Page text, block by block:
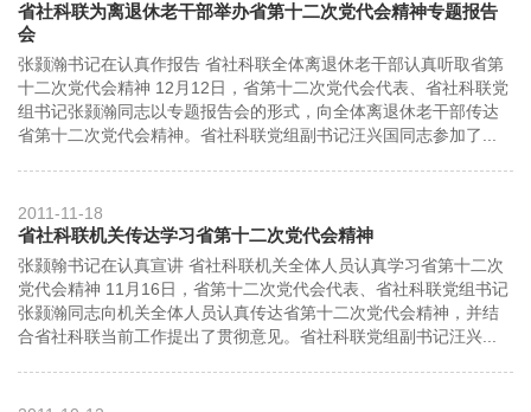
省社科联为离退休老干部举办省第十二次党代会精神专题报告
会
张颢瀚书记在认真作报告 省社科联全体离退休老干部认真听取省第
十二次党代会精神 12月12日，省第十二次党代会代表、省社科联党
组书记张颢瀚同志以专题报告会的形式，向全体离退休老干部传达
省第十二次党代会精神。省社科联党组副书记汪兴国同志参加了...
2011-11-18
省社科联机关传达学习省第十二次党代会精神
张颢翰书记在认真宣讲 省社科联机关全体人员认真学习省第十二次
党代会精神 11月16日，省第十二次党代会代表、省社科联党组书记
张颢瀚同志向机关全体人员认真传达省第十二次党代会精神，并结
合省社科联当前工作提出了贯彻意见。省社科联党组副书记汪兴...